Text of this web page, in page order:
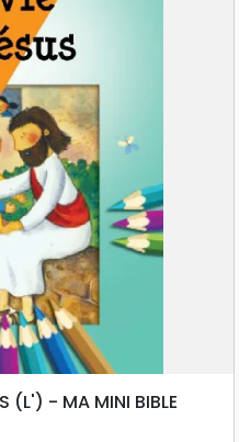
(L') - MA MINI BIBLE